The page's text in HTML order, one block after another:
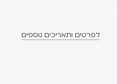
לפרטים ותאריכים נוספים